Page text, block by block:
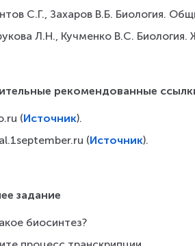
С.Г., Захаров В.Б. Биология.
Л.Н., Кучменко В.С.
рекомендованные
(Источник).
(Источник).
задание
биосинтез?